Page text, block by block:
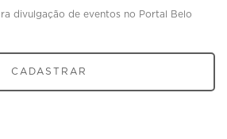
divulgação de eventos no Portal Belo
CADASTRAR